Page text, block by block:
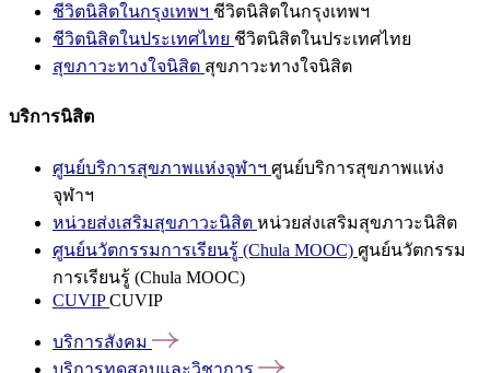
ชีวิตนิสิตในกรุงเทพฯ ชีวิตนิสิตในกรุงเทพฯ
ชีวิตนิสิตในประเทศไทย ชีวิตนิสิตในประเทศไทย
สุขภาวะทางใจนิสิต สุขภาวะทางใจนิสิต
บริการนิสิต
ศูนย์บริการสุขภาพแห่งจุฬาฯ ศูนย์บริการสุขภาพแห่ง
จุฬาฯ
หน่วยส่งเสริมสุขภาวะนิสิต หน่วยส่งเสริมสุขภาวะนิสิต
ศูนย์นวัตกรรมการเรียนรู้ (Chula MOOC) ศูนย์นวัตกรรม
การเรียนรู้ (Chula MOOC)
CUVIPCUVIP
บริการสังคม
บริการทดสอบและวิชาการ